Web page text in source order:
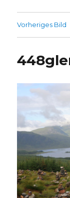
Vorheriges Bild